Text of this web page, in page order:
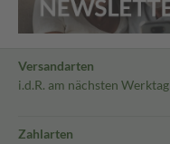
Versandarten
i.d.R. am nächsten Werktag
Zahlarten